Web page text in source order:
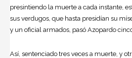
presintiendo la muerte a cada instante,
sus verdugos, que hasta presidían su
y un oficial armados, pasó Azopardo
Así, sentenciado tres veces a muerte, y